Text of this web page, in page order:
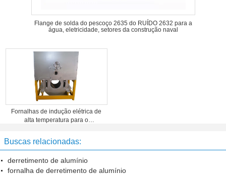
Flange de solda do pescoço 2635 do RUÍDO 2632 para a
água, eletricidade, setores da construção naval
Fornalhas de indução elétrica de
alta temperatura para o
Buscas relacionadas:
derretimento de alumínio
fornalha de derretimento de alumínio